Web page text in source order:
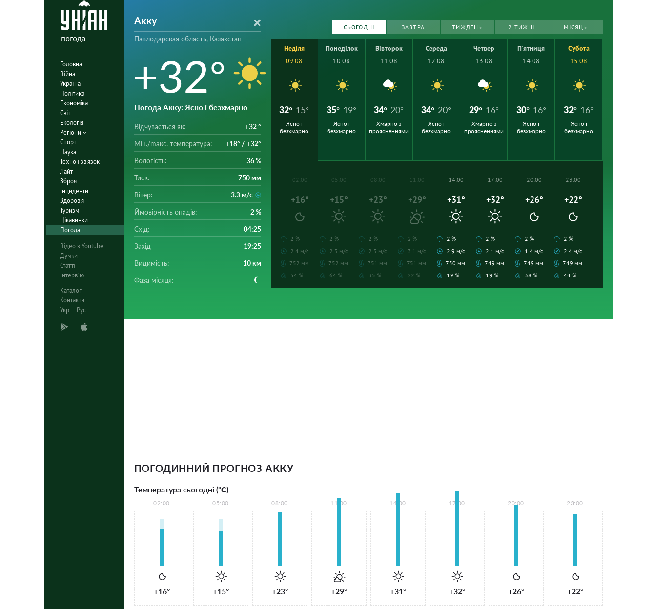
погода
Головна
Війна
Україна
Політика
Економіка
Світ
Екологія
Регіони
Спорт
Наука
Техно і зв'язок
Лайт
Зброя
Інциденти
Здоров'я
Туризм
Цікавинки
Погода
Відео з Youtube
Думки
Статті
Інтерв`ю
Каталог
Контакти
Укр
Рус
Акку
Павлодарская область, Казахстан
+32°
Погода Акку: Ясно і безхмарно
Відчувається як: +32 °
Мін./mакс. температура: +18° / +32°
Вологість: 36 %
Тиск: 750 мм
Вітер: 3.3 м/с
Ймовірність опадів: 2 %
Схід: 04:25
Захід 19:25
Видимість: 10 км
Фаза місяця:
СЬОГОДНІ ЗАВТРА ТИЖДЕНЬ 2 ТИЖНІ МІСЯЦЬ
Неділя
09.08
32° 15°
Ясно і
безхмарно
Понеділок
10.08
35° 19°
Ясно і
безхмарно
Вівторок
11.08
34° 20°
Хмарно з
проясненнями
Середа
12.08
34° 20°
Ясно і
безхмарно
Четвер
13.08
29° 16°
Хмарно з
проясненнями
П'ятниця
14.08
30° 16°
Ясно і
безхмарно
Субота
15.08
32° 16°
Ясно і
безхмарно
02:00
+16°
2 %
2.4 м/с
752 мм
54 %
05:00
+15°
2 %
2.3 м/с
752 мм
64 %
08:00
+23°
2 %
2.3 м/с
751 мм
35 %
11:00
+29°
2 %
3.1 м/с
751 мм
22 %
14:00
+31°
2 %
2.9 м/с
750 мм
19 %
17:00
+32°
2 %
2.1 м/с
749 мм
19 %
20:00
+26°
2 %
1.4 м/с
749 мм
38 %
23:00
+22°
2 %
2.4 м/с
749 мм
44 %
ПОГОДИННИЙ ПРОГНОЗ АККУ
Температура сьогодні (°С)
02:00
+16°
05:00
+15°
08:00
+23°
11:00
+29°
14:00
+31°
17:00
+32°
20:00
+26°
23:00
+22°